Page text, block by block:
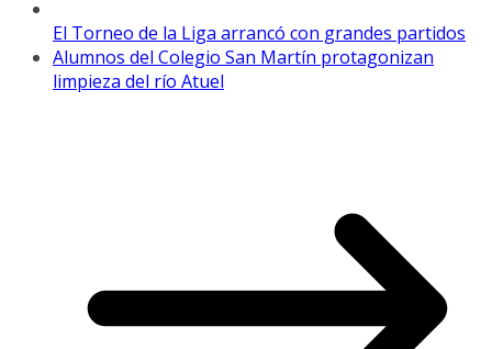
El Torneo de la Liga arrancó con grandes partidos
Alumnos del Colegio San Martín protagonizan
limpieza del río Atuel